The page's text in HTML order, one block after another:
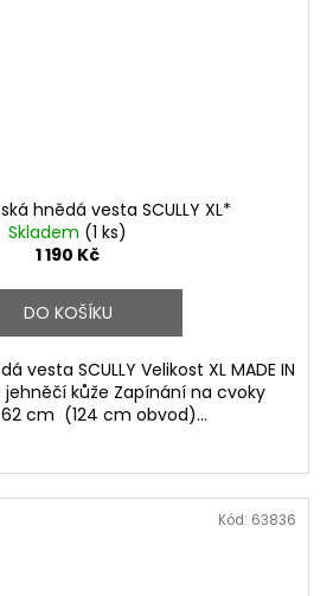
hnědá vesta SCULLY XL*
Skladem (1 ks)
1 190 Kč
DO KOŠÍKU
vesta SCULLY Velikost XL MADE IN
jehněčí kůže Zapínání na cvoky
cm (124 cm obvod)...
Kód: 63836